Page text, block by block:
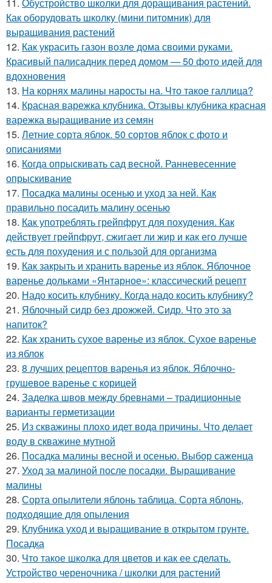
Как оборудовать школку (мини питомник) для
выращивания растений
12. Как украсить газон возле дома своими руками.
Красивый палисадник перед домом — 50 фото идей для
вдохновения
13. На корнях малины наросты на. Что такое галлица?
14. Красная варежка клубника. Отзывы клубника красная
варежка выращивание из семян
15. Летние сорта яблок. 50 сортов яблок с фото и
описаниями
16. Когда опрыскивать сад весной. Ранневесенние
опрыскивание
17. Посадка малины осенью и уход за ней. Как
правильно посадить малину осенью
18. Как употреблять грейпфрут для похудения. Как
действует грейпфрут, сжигает ли жир и как его лучше
есть для похудения и с пользой для организма
19. Как закрыть и хранить варенье из яблок. Яблочное
варенье дольками «Янтарное»: классический рецепт
20. Надо косить клубнику. Когда надо косить клубнику?
21. Яблочный сидр без дрожжей. Сидр. Что это за
напиток?
22. Как хранить сухое варенье из яблок. Сухое варенье
из яблок
23. 8 лучших рецептов варенья из яблок. Яблочно-
грушевое варенье с корицей
24. Заделка швов между бревнами – традиционные
варианты герметизации
25. Из скважины плохо идет вода причины. Что делает
воду в скважине мутной
26. Посадка малины весной и осенью. Выбор саженца
27. Уход за малиной после посадки. Выращивание
малины
28. Сорта опылители яблонь таблица. Сорта яблонь,
подходящие для опыления
29. Клубника уход и выращивание в открытом грунте.
Посадка
30. Что такое школка для цветов и как ее сделать.
Устройство череночника / школки для растений